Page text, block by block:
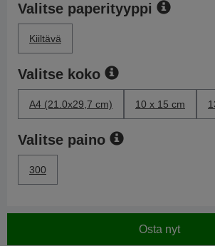
Valitse paperityyppi
Kiiltävä
Valitse koko
A4 (21.0x29,7 cm) 10 x 15 cm
Valitse paino
300
Osta nyt